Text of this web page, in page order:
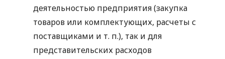
деятельностью предприятия (закупка
товаров или комплектующих, расчеты с
поставщиками и т. п.), так и для
представительских расходов